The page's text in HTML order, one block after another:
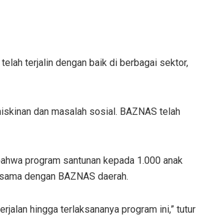
terjalin dengan baik di berbagai sektor,
dan masalah sosial. BAZNAS telah
program santunan kepada 1.000 anak
dengan BAZNAS daerah.
hingga terlaksananya program ini,” tutur